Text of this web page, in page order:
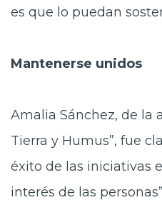
es que lo puedan
Mantenerse unidos
Amalia Sánchez, de la
Tierra y Humus”, fue
éxito de las iniciativas
interés de las